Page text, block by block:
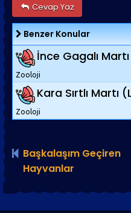
Cevap Yaz
Benzer Konular
İnce Gagalı
Zooloji
Kara Sırtlı Martı
Zooloji
Başkalaşım Geçiren
Hayvanlar